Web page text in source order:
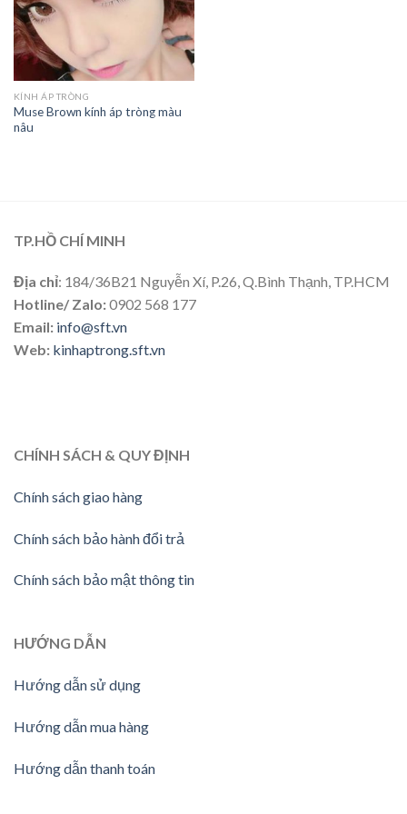
KÍNH ÁP TRÒNG
Muse Brown kính áp tròng màu
nâu
TP.HỒ CHÍ MINH
Địa chỉ: 184/36B21 Nguyễn Xí, P.26, Q.Bình Thạnh, TP.HCM
Hotline/ Zalo:0902 568 177
Email: info@sft.vn
Web: kinhaptrong.sft.vn
CHÍNH SÁCH & QUY ĐỊNH
Chính sách giao hàng
Chính sách bảo hành đổi trả
Chính sách bảo mật thông tin
HƯỚNG DẪN
Hướng dẫn sử dụng
Hướng dẫn mua hàng
Hướng dẫn thanh toán